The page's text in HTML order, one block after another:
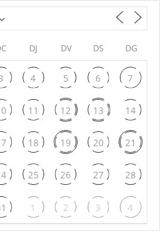
DJ DV DS DG
4 5 6 7
11 12 13 14
18 19 20 21
25 26 27 28
1 2 3 4